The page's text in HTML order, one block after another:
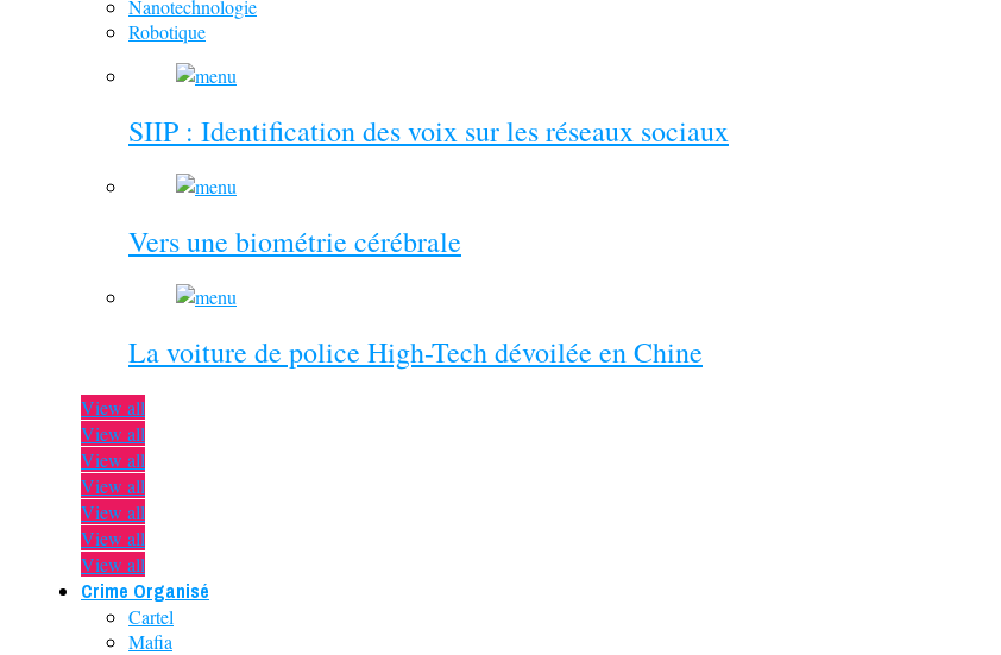
Nanotechnologie
Robotique
SIIP : Identification des voix sur les réseaux sociaux
Vers une biométrie cérébrale
La voiture de police High-Tech dévoilée en Chine
View all
View all
View all
View all
View all
View all
View all
Crime Organisé
Cartel
Mafia